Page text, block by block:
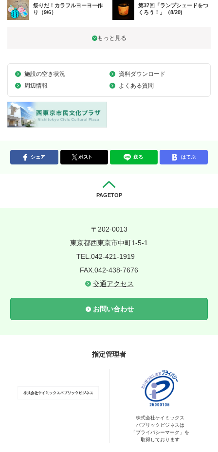
祭りだ！カラフルヨーヨー作
り（9/6）
第37回「ランプシェードをつ
くろう！」（8/20)
施設の空き状況
資料ダウンロード
周辺情報
よくある質問
シェア ポスト 送る はてぶ
PAGETOP
〒202-0013
東京都西東京市中町1-5-1
TEL.042-421-1919
FAX.042-438-7676
交通アクセス
お問い合わせ
指定管理者
株式会社ケイミックス
パブリックビジネスは
「プライバシーマーク」を
取得しております